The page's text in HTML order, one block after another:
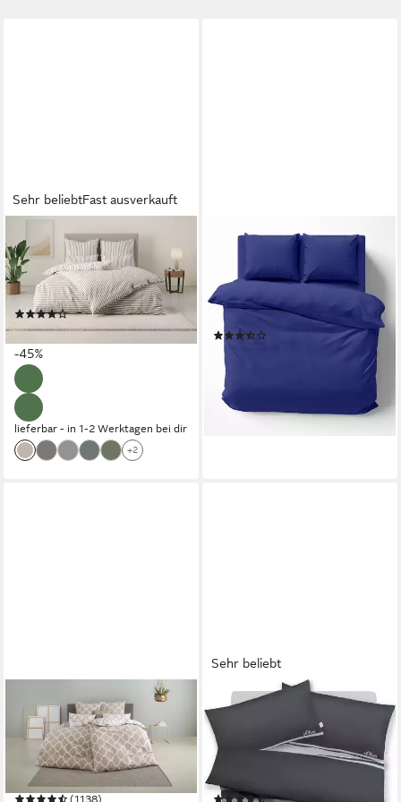
Sehr beliebtFast ausverkauft
LEGER HOME BY LENA GERCKE
Bettwäsche Linnea, Renforcé,
3 teilig, aus 100% Baumwolle,
Streifendesign
(188)
39,99 € UVP72,99 €
-45%
lieferbar - in 1-2 Werktagen bei dir
+2
ONE HOME
Einfarbig, Renforcé, 3 teilig,
Baumwolle mit
Reißverschluss, Doppelbett
ab 26,90 €
-31%
lieferbar - in 2-3 Werktagen bei dir
+5
OTTO HOME
Wendebettwäsche Alba in Gr.
135x200 oder 155x220 cm,
Renforcé, 3 teilig, Bettwäsche
mit Wendeoptik, in
(1138)
Sehr beliebt
S.OLIVER
135x200 oder 155x220 cm,
Renforcé, 2 teilig, gestreifte
Bettwäsche, mit GRATIS-
(311)